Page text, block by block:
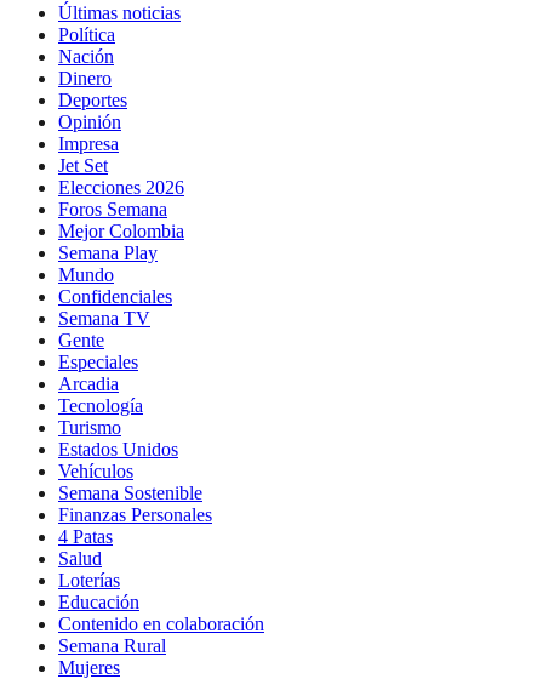
Últimas noticias
Política
Nación
Dinero
Deportes
Opinión
Impresa
Jet Set
Elecciones 2026
Foros Semana
Mejor Colombia
Semana Play
Mundo
Confidenciales
Semana TV
Gente
Especiales
Arcadia
Tecnología
Turismo
Estados Unidos
Vehículos
Semana Sostenible
Finanzas Personales
4 Patas
Salud
Loterías
Educación
Contenido en colaboración
Semana Rural
Mujeres